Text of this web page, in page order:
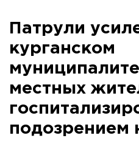
Патрули
курганском
местных
подозрением